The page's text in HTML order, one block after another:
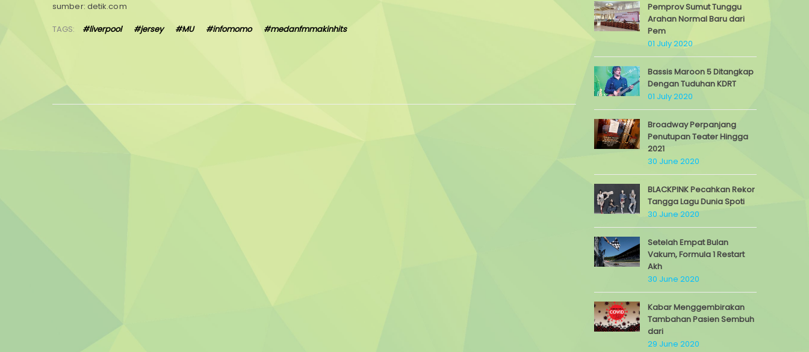
sumber: detik.com
TAGS:
#liverpool #jersey #MU #infomomo #medanfmmakinhits
Pemprov Sumut Tunggu
Arahan Normal Baru dari
Pem
01 July 2020
Bassis Maroon 5 Ditangkap
Dengan Tuduhan KDRT
01 July 2020
Broadway Perpanjang
Penutupan Teater Hingga
2021
30 June 2020
BLACKPINK Pecahkan Rekor
Tangga Lagu Dunia Spoti
30 June 2020
Setelah Empat Bulan
Vakum, Formula 1 Restart
Akh
30 June 2020
Kabar Menggembirakan
Tambahan Pasien Sembuh
dari
29 June 2020